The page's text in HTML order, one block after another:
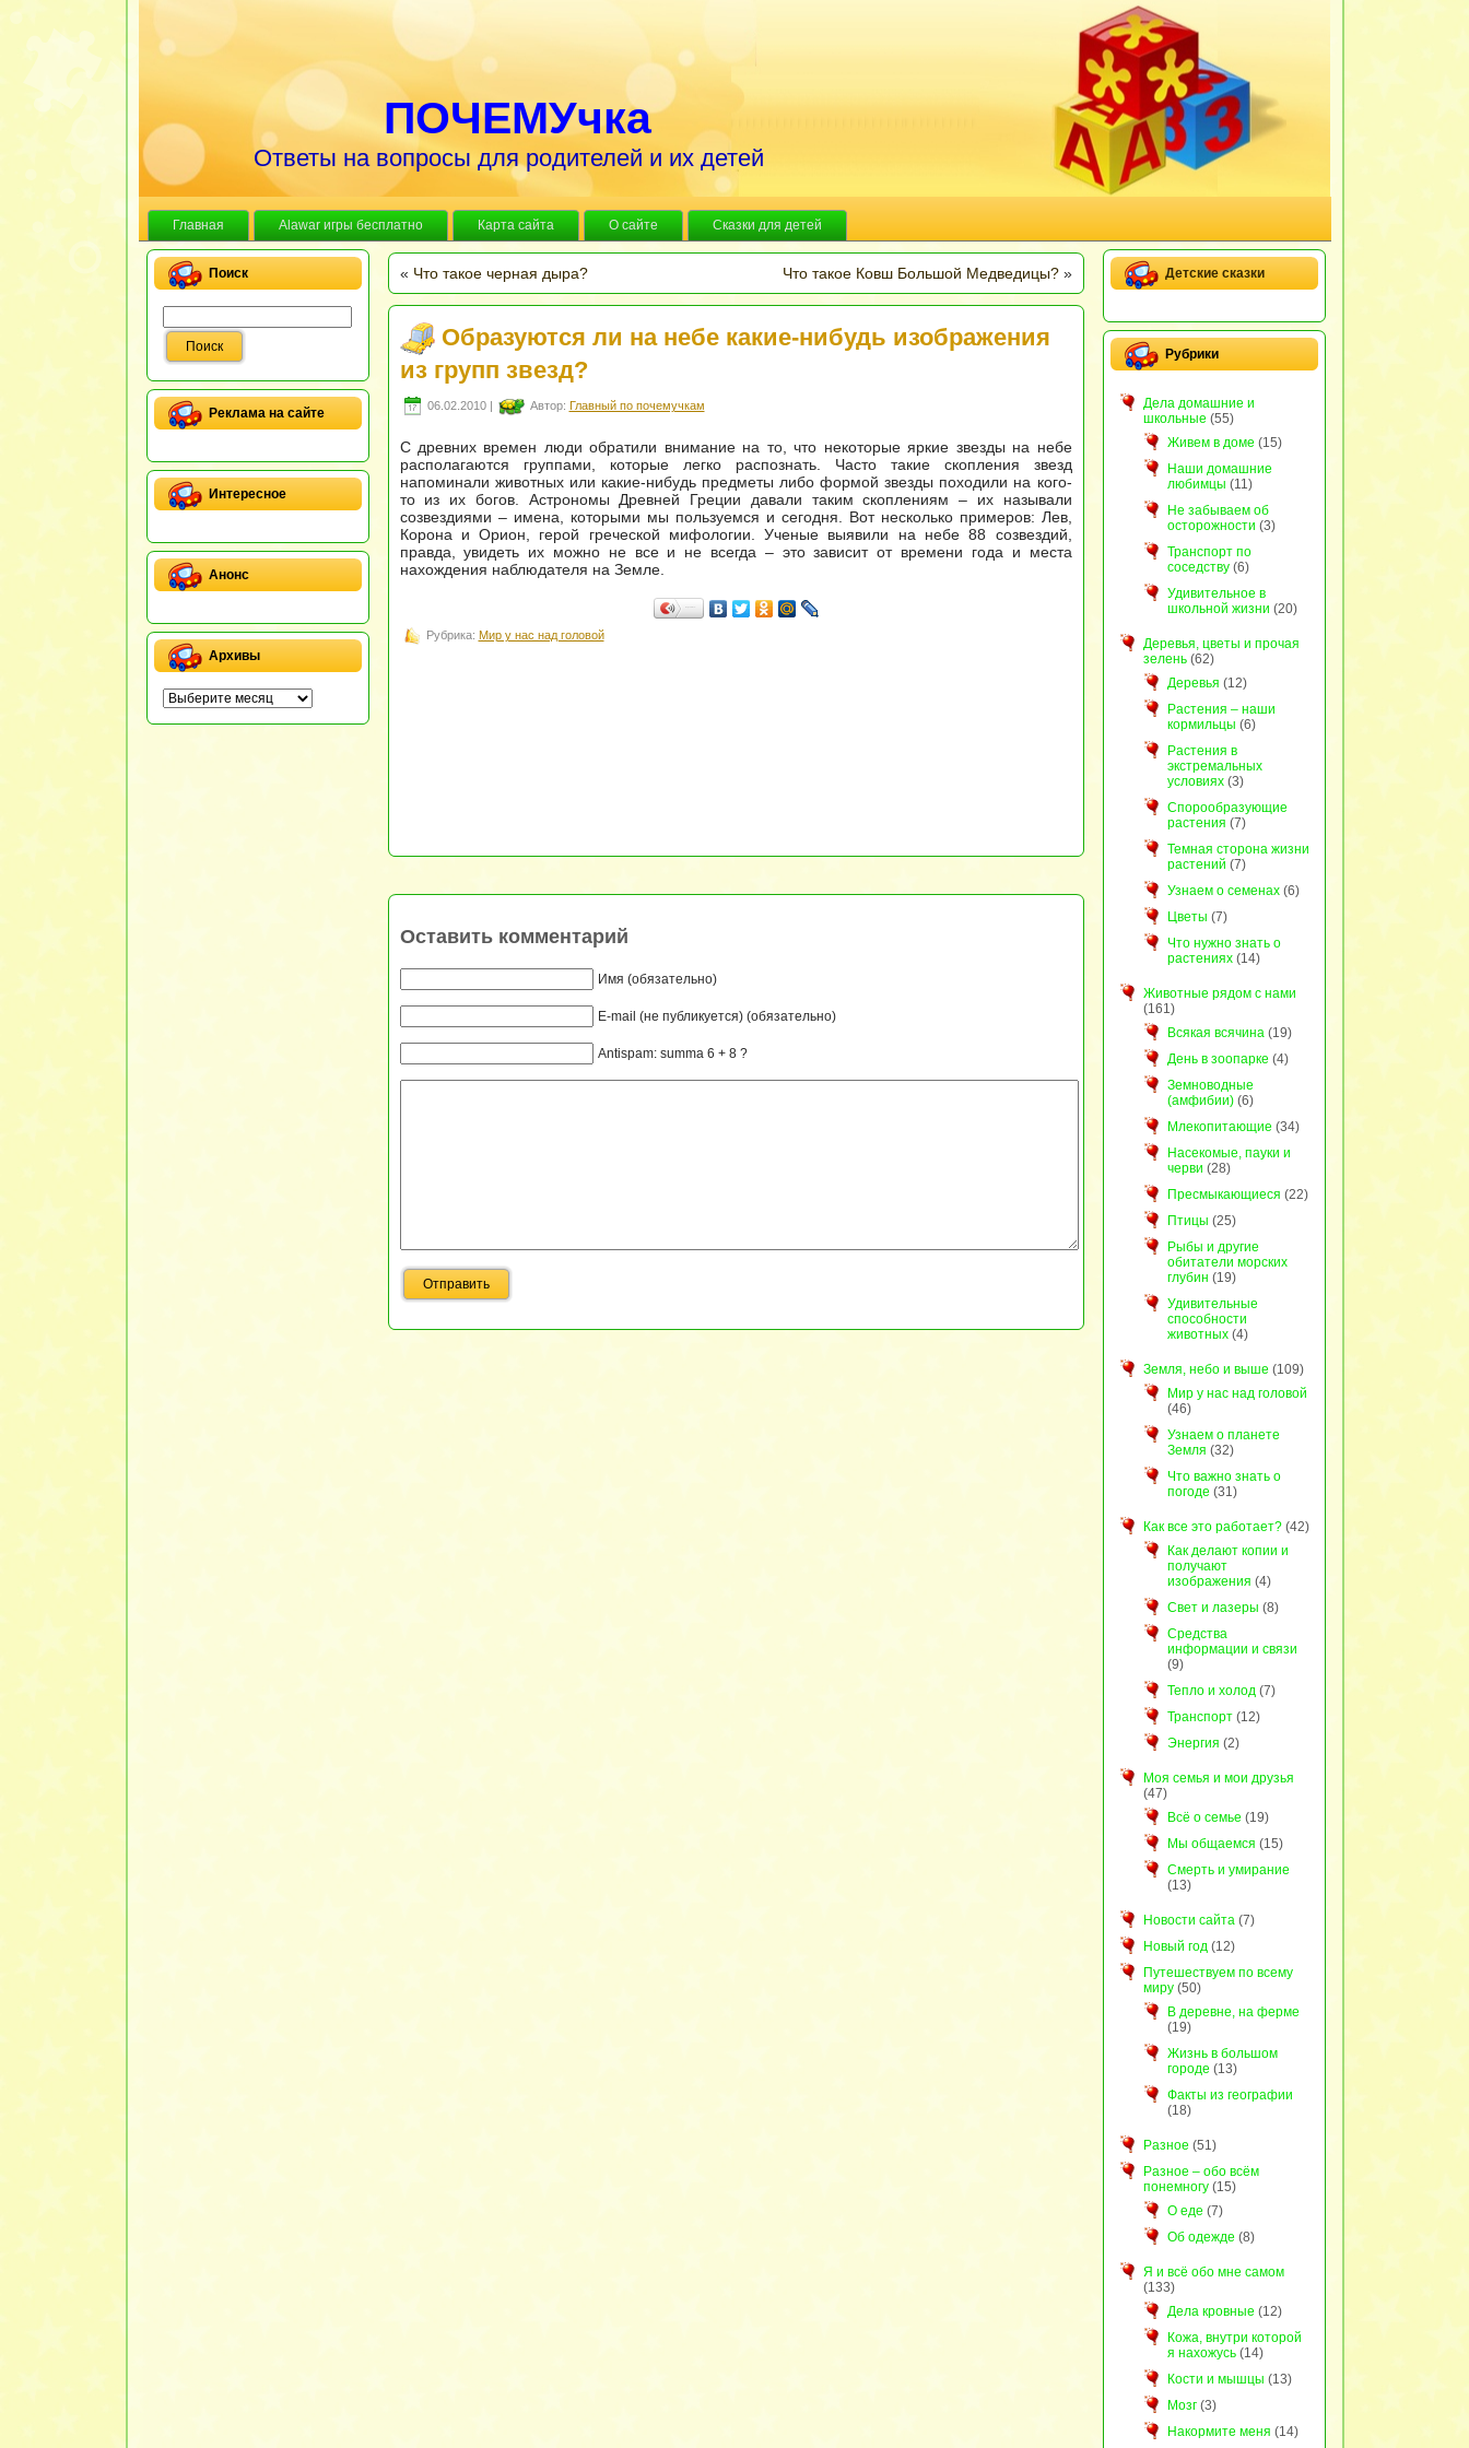
ПОЧЕМУчка
Ответы на вопросы для родителей и их детей
Главная Alawar игры бесплатно Карта сайта О сайте Сказки для детей
Поиск
Реклама на сайте
Интересное
Анонс
Архивы
« Что такое черная дыра? Что такое Ковш Большой Медведицы?»
Образуются ли на небе какие-нибудь изображения
из групп звезд?
06.02.2010 | Автор: Главный по почемучкам
С древних времен люди обратили внимание на то, что некоторые яркие звезды на небе
располагаются группами, которые легко распознать. Часто такие скопления звезд
напоминали животных или какие-нибудь предметы либо формой звезды походили на кого-
то из их богов. Астрономы Древней Греции давали таким скоплениям – их называли
созвездиями – имена, которыми мы пользуемся и сегодня. Вот несколько примеров: Лев,
Корона и Орион, герой греческой мифологии. Ученые выявили на небе 88 созвездий,
правда, увидеть их можно не все и не всегда – это зависит от времени года и места
нахождения наблюдателя на Земле.
Рубрика: Мир у нас над головой
Оставить комментарий
Имя (обязательно)
E-mail (не публикуется) (обязательно)
Antispam: summa 6 + 8 ?
Детские сказки
Рубрики
Дела домашние и
школьные (55)
Живем в доме (15)
Наши домашние
любимцы (11)
Не забываем об
осторожности (3)
Транспорт по
соседству(6)
Удивительное в
школьной жизни (20)
Деревья, цветы и прочая
зелень(62)
Деревья (12)
Растения – наши
кормильцы (6)
Растения в
экстремальных
условиях(3)
Спорообразующие
растения (7)
Темная сторона жизни
растений (7)
Узнаем о семенах(6)
Цветы (7)
Что нужно знать о
растениях(14)
Животные рядом с нами
(161)
Всякая всячина(19)
День в зоопарке (4)
Земноводные
(амфибии)(6)
Млекопитающие (34)
Насекомые, пауки и
черви (28)
Пресмыкающиеся (22)
Птицы (25)
Рыбы и другие
обитатели морских
глубин (19)
Удивительные
способности
животных(4)
Земля, небо и выше (109)
Мир у нас над головой
(46)
Узнаем о планете
Земля (32)
Что важно знать о
погоде (31)
Как все это работает?(42)
Как делают копии и
получают
изображения (4)
Свет и лазеры (8)
Средства
информации и связи
(9)
Тепло и холод(7)
Транспорт(12)
Энергия (2)
Моя семья и мои друзья
(47)
Всё о семье (19)
Мы общаемся (15)
Смерть и умирание
(13)
Новости сайта(7)
Новый год(12)
Путешествуем по всему
миру(50)
В деревне, на ферме
(19)
Жизнь в большом
городе (13)
Факты из географии
(18)
Разное (51)
Разное – обо всём
понемногу(15)
О еде (7)
Об одежде (8)
Я и всё обо мне самом
(133)
Дела кровные (12)
Кожа, внутри которой
я нахожусь(14)
Кости и мышцы (13)
Мозг(3)
Накормите меня (14)